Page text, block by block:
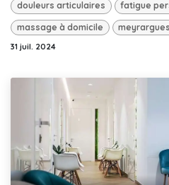
douleurs articulaires fatigue
massage à domicile meyrargues
31 juil. 2024